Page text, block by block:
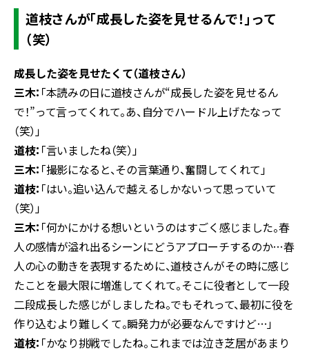
道枝さんが「成長した姿を見せるんで！」って
（笑）
成長した姿を見せたくて（道枝さん）
三木： 「本読みの日に道枝さんが“成長した姿を見せるん
で！”って言ってくれて。あ、自分でハードル上げたなって
（笑）」
道枝： 「言いましたね（笑）」
三木： 「撮影になると、その言葉通り、奮闘してくれて」
道枝： 「はい。追い込んで越えるしかないって思っていて
（笑）」
三木： 「何かにかける想いというのはすごく感じました。春
人の感情が溢れ出るシーンにどうアプローチするのか…春
人の心の動きを表現するために、道枝さんがその時に感じ
たことを最大限に増進してくれて。そこに役者として一段
二段成長した感じがしましたね。でもそれって、最初に役を
作り込むより難しくて。瞬発力が必要なんですけど…」
道枝： 「かなり挑戦でしたね。これまでは泣き芝居があまり